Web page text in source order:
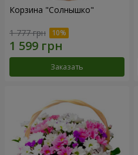
Корзина "Солнышко"
1 777 грн
Заказать